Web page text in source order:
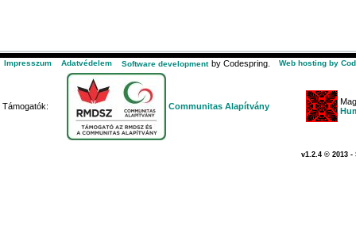
Impresszum Adatvédelem Software development by Codespring. Web hosting by
Támogatók: Communitas Alapítvány
v1.2.4 © 2013